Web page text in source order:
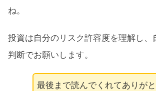
ね。
投資は自分のリスク許容度を理解し、
判断でお願いします。
最後まで読んでくれてありがと